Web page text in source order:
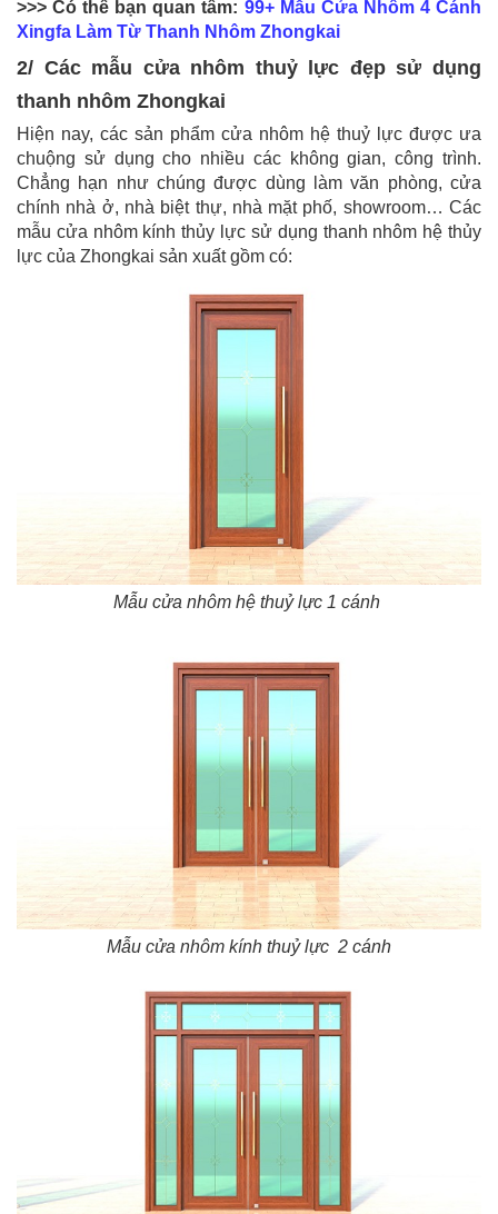
>>> Có thể bạn quan tâm: 99+ Mẫu Cửa Nhôm 4 Cánh
Xingfa Làm Từ Thanh Nhôm Zhongkai
2/ Các mẫu cửa nhôm thuỷ lực đẹp sử dụng
thanh nhôm Zhongkai
Hiện nay, các sản phẩm cửa nhôm hệ thuỷ lực được ưa
chuộng sử dụng cho nhiều các không gian, công trình.
Chẳng hạn như chúng được dùng làm văn phòng, cửa
chính nhà ở, nhà biệt thự, nhà mặt phố, showroom… Các
mẫu cửa nhôm kính thủy lực sử dụng thanh nhôm hệ thủy
lực của Zhongkai sản xuất gồm có:
Mẫu cửa nhôm hệ thuỷ lực 1 cánh
Mẫu cửa nhôm kính thuỷ lực 2 cánh